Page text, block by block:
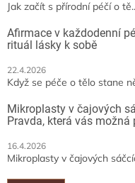
Jak začít s přírodní péčí o
Afirmace v každodenní
rituál lásky k sobě
22.4.2026
Když se péče o tělo stane
Mikroplasty v čajových
Pravda, která vás možná
16.4.2026
Mikroplasty v čajových